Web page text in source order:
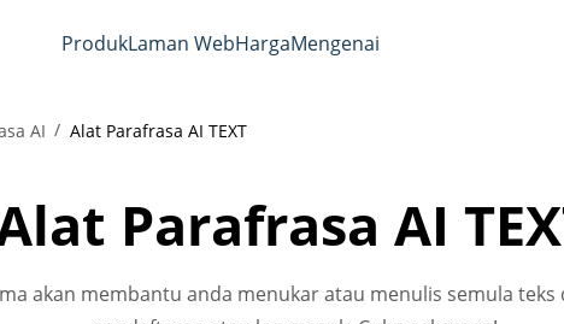
ProdukLaman WebHargaMengenai
AI Alat Parafrasa AI TEXT
Parafrasa AI
akan membantu anda menukar atau menulis semula